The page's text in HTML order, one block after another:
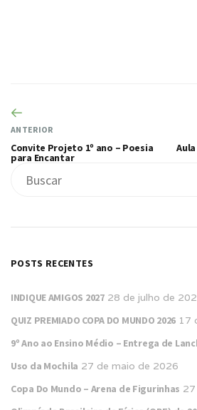
ANTERIOR
Convite Projeto 1º ano – Poesia
para Encantar
POSTS RECENTES
INDIQUE AMIGOS 2027 28 de julho de
QUIZ PREMIADO COPA DO MUNDO 2026 17
9º Ano ao Ensino Médio – Entrega de
Uso da Mochila 27 de maio de 2026
Copa Do Mundo – Arena de Figurinhas